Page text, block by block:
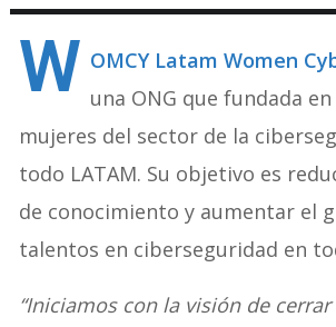
W OMCY Latam Women
una ONG que fundada
mujeres del sector de la
todo LATAM. Su objetivo es
de conocimiento y aumentar el
talentos en ciberseguridad en
“Iniciamos con la visión de